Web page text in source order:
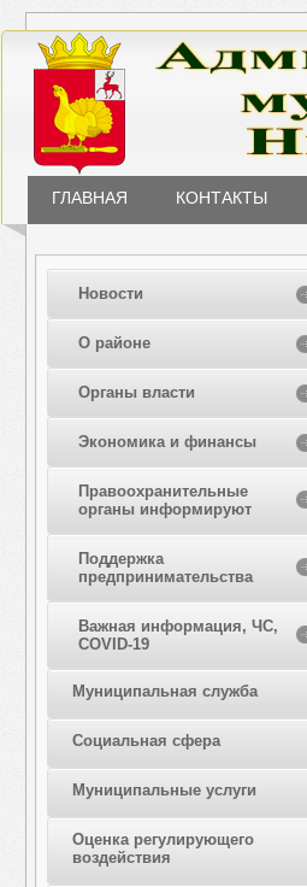
ГЛАВНАЯ КОНТАКТЫ
Новости
О районе
Органы власти
Экономика и финансы
Правоохранительные
органы информируют
Поддержка
предпринимательства
Важная информация, ЧС,
COVID-19
Муниципальная служба
Социальная сфера
Муниципальные услуги
Оценка регулирующего
воздействия